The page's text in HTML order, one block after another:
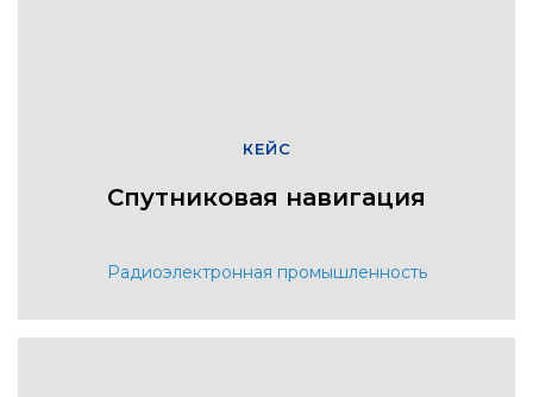
КЕЙС
Спутниковая навигация
Радиоэлектронная промышленность